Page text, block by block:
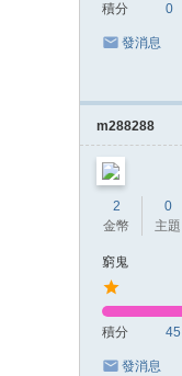
積分 0
發消息
m288288
2
金幣
0
主題
窮鬼
積分 45
發消息